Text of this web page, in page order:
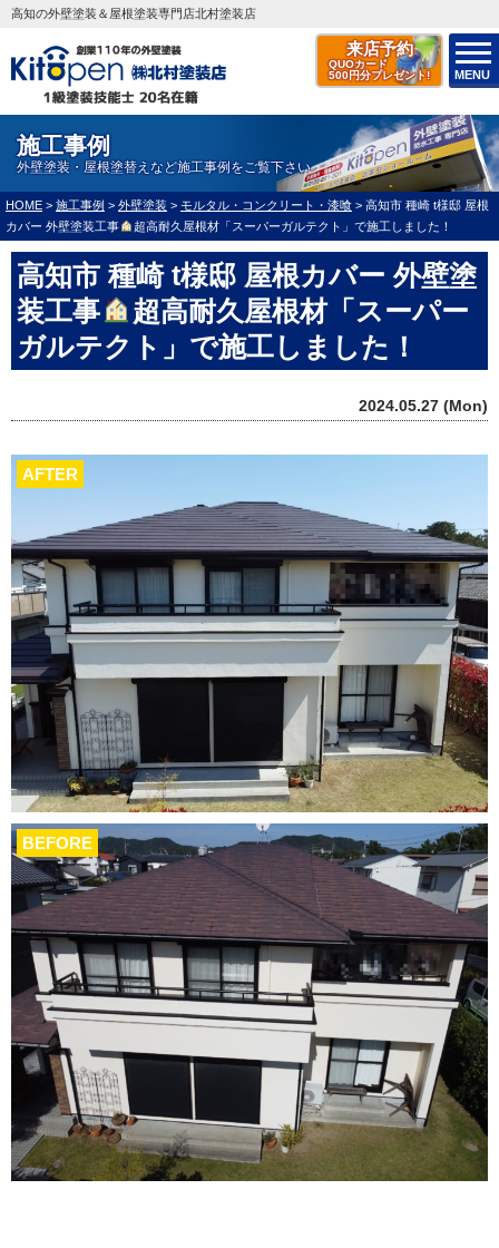
来店予約
QUOカード
500円分プレゼント!
MENU
高知の外壁塗装＆屋根塗装専門店北村塗装店
施工事例
外壁塗装・屋根塗替えなど施工事例をご覧下さい
HOME > 施工事例 > 外壁塗装 > モルタル・コンクリート・漆喰 > 高知市 種崎 t様邸 屋根
カバー 外壁塗装工事
超高耐久屋根材「スーパーガルテクト」で施工しました！
高知市 種崎 t様邸 屋根カバー 外壁塗
装工事
超高耐久屋根材「スーパー
ガルテクト」で施工しました！
2024.05.27 (Mon)
AFTER
BEFORE